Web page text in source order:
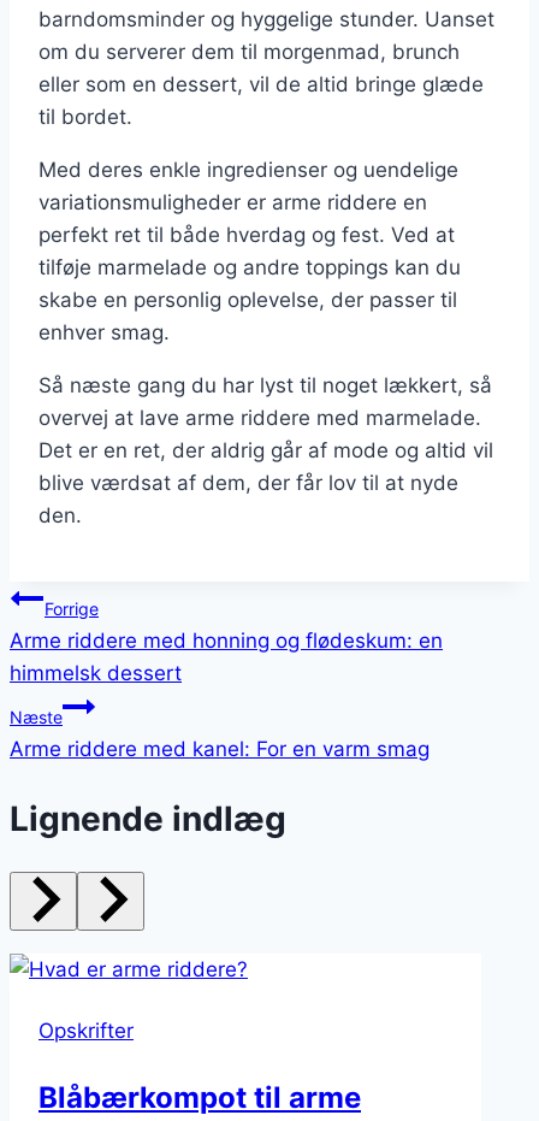
barndomsminder og hyggelige stunder. Uanset
om du serverer dem til morgenmad, brunch
eller som en dessert, vil de altid bringe glæde
til bordet.
Med deres enkle ingredienser og uendelige
variationsmuligheder er arme riddere en
perfekt ret til både hverdag og fest. Ved at
tilføje marmelade og andre toppings kan du
skabe en personlig oplevelse, der passer til
enhver smag.
Så næste gang du har lyst til noget lækkert, så
overvej at lave arme riddere med marmelade.
Det er en ret, der aldrig går af mode og altid vil
blive værdsat af dem, der får lov til at nyde
den.
Indlægsnavigation
Forrige
Arme riddere med honning og flødeskum: en
himmelsk dessert
Næste
Arme riddere med kanel: For en varm smag
Lignende indlæg
Opskrifter
Blåbærkompot til arme